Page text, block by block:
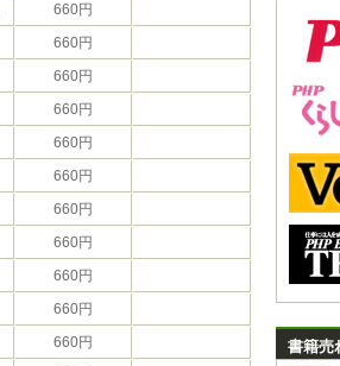
660円
660円
660円
660円
660円
660円
660円
660円
660円
660円
660円
書籍売